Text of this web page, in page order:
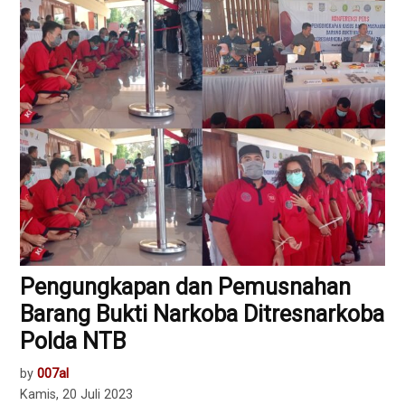
Pengungkapan dan Pemusnahan
Barang Bukti Narkoba Ditresnarkoba
Polda NTB
by 007al
Kamis, 20 Juli 2023